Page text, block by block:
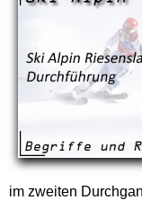
im zweiten